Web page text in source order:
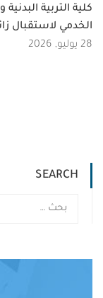
كلية التربية
الخدمي لاستقبال
28 يوليو, 2026
SEARCH